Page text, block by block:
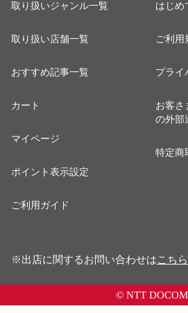
取り扱いジャンル一覧
取り扱い店舗一覧
おすすめ記事一覧
カート
マイページ
ポイント表示設定
ご利用ガイド
はじめ
ご利用
プライ
お客さ
の外部
特定商
※出店に関するお問い合わせはこちら
© NTT